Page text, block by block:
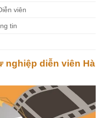
viên
tin
nghiệp diễn viên Hà